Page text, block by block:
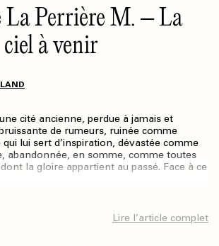
La Perrière M. – La
à venir
cité ancienne, perdue à jamais et
de rumeurs, ruinée comme
qui lui sert d’inspiration, dévastée comme
abandonnée, en somme, comme toutes
la gloire appartient au passé. Face à ce
Lire l’article complet